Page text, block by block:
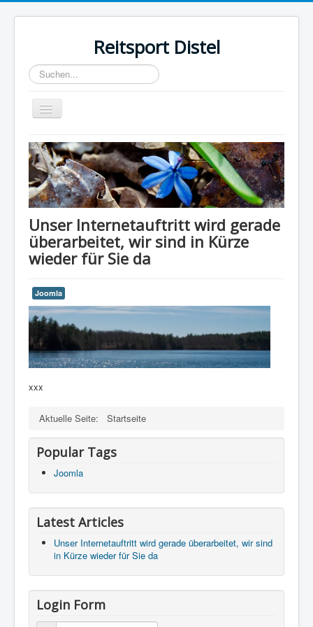
Reitsport Distel
Suchen...
Toggle
Navigation
Home
Unser Internetauftritt wird gerade
überarbeitet, wir sind in Kürze
wieder für Sie da
Joomla
xxx
Aktuelle Seite: Startseite
Popular Tags
Joomla
Latest Articles
Unser Internetauftritt wird gerade überarbeitet, wir sind
in Kürze wieder für Sie da
Login Form